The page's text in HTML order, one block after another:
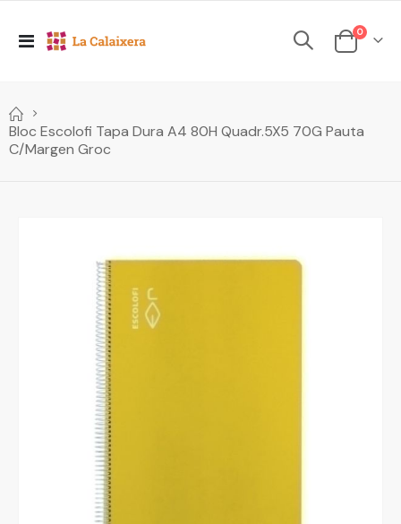
Toggle
Cesta
0elements
Bloc Escolofi Tapa Dura A4 80H Quadr.5X5 70G Pauta
C/Margen Groc